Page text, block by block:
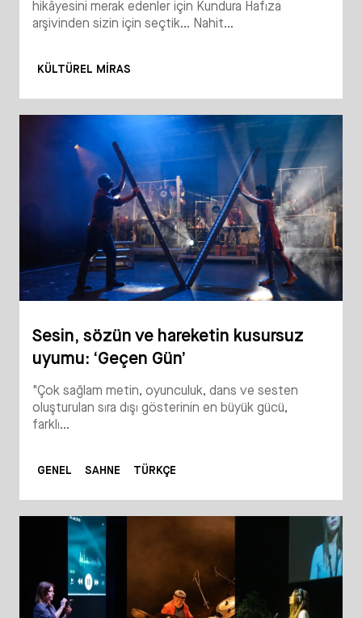
hikâyesini merak edenler için Kundura Hafıza
arşivinden sizin için seçtik... Nahit...
KÜLTÜREL MIRAS
Sesin, sözün ve hareketin kusursuz
uyumu: ‘Geçen Gün’
"Çok sağlam metin, oyunculuk, dans ve sesten
oluşturulan sıra dışı gösterinin en büyük gücü,
farklı...
GENEL SAHNE TÜRKÇE